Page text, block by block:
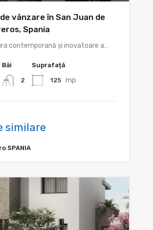
vânzare în San Juan de
Spania
contemporană și inovatoare a…
Băi
2
Suprafață
125 mp
similare
SPANIA